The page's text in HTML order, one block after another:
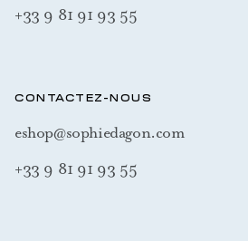
+33 9 81 91 93 55
CONTACTEZ-NOUS
eshop@sophiedagon.com
+33 9 81 91 93 55